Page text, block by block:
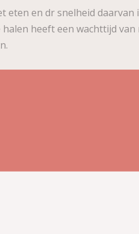
eten en dr snelheid
halen heeft een wachttijd